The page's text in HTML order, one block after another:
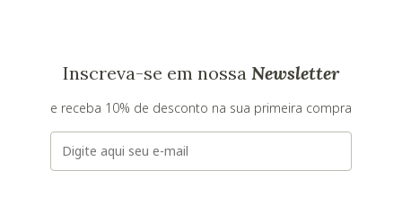
Inscreva-se em nossa Newsletter
e receba 10% de desconto na sua primeira compra
E-mail